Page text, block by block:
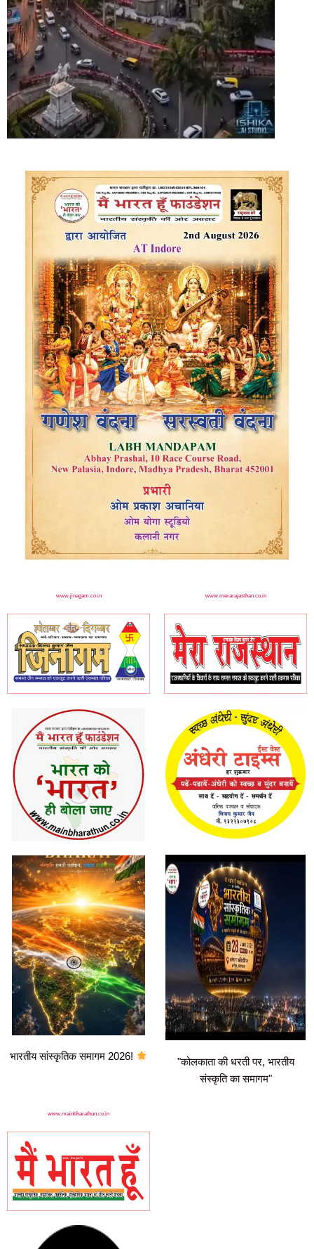
www.jinagam.co.in
भारतीय सांस्कृतिक समागम 2026!
www.merarajasthan.co.in
"कोलकाता की धरती पर, भारतीय
संस्कृति का समागम"
www.mainbharathun.co.in